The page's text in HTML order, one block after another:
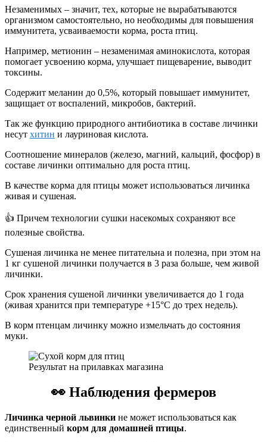
Незаменимых – значит, тех, которые не вырабатываются
организмом самостоятельно, но необходимы для повышения
иммунитета, усваиваемости корма, роста птиц.
Например, метионин – незаменимая аминокислота, которая
помогает усвоению корма, улучшает пищеварение, выводит
токсины.
Содержит меланин до 0,5%, который повышает иммунитет,
защищает от воспалений, микробов, бактерий.
Так же функцию природного антибиотика в составе личинки
несут хитин и лауриновая кислота.
Соотношение минералов (железо, магний, кальций, фосфор) в
составе личинки оптимально для роста птиц.
В качестве корма для птицы может использоваться личинка
живая и сушеная.
👍 Причем технологии сушки насекомых сохраняют все
полезные свойства.
Сушеная личинка не менее питательна и полезна, при этом на
1 кг сушеной личинки получается в 3 раза больше, чем живой
личинки.
Срок хранения сушеной личинки увеличивается до 1 года
(живая хранится при температуре +15°С до трех недель).
В корм птенцам личинку можно измельчать до состояния
муки.
Результат на прилавках магазина
👀Наблюдения фермеров
Личинка черной львинки не может использоваться как
единственный корм для домашней птицы.